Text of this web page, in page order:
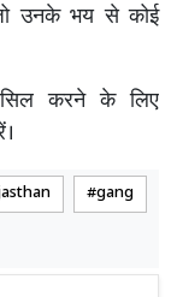
उनके भय से कोई
करने के लिए
gang